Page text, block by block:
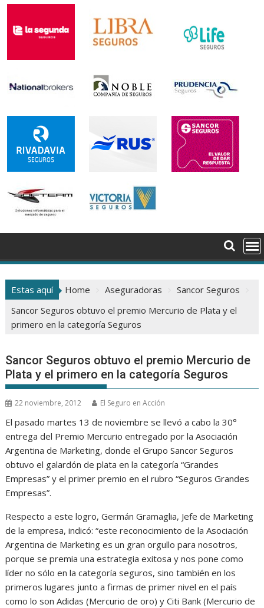
Estas aquí Home Aseguradoras
Sancor Seguros
Sancor Seguros obtuvo el premio Mercurio de Plata y el
primero en la categoría Seguros
Sancor Seguros obtuvo el premio Mercurio de
Plata y el primero en la categoría Seguros
22 noviembre, 2012 El Seguro en Acción
El pasado martes 13 de noviembre se llevó a cabo la 30°
entrega del Premio Mercurio entregado por la Asociación
Argentina de Marketing, donde el Grupo Sancor Seguros
obtuvo el galardón de plata en la categoría “Grandes
Empresas” y el primer premio en el rubro “Seguros Grandes
Empresas”.
Respecto a este logro, Germán Gramaglia, Jefe de Marketing
de la empresa, indicó: “este reconocimiento de la Asociación
Argentina de Marketing es un gran orgullo para nosotros,
porque se premia una estrategia exitosa y nos pone como
líder no sólo en la categoría seguros, sino también en los
primeros lugares junto a firmas de primer nivel en el país
como lo son Adidas (Mercurio de oro) y Citi Bank (Mercurio de